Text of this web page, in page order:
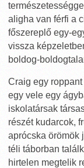
aligha van férfi a
főszereplő egy-
vissza
boldog-
Craig egy
egy vele egy
iskolatársak
részét kudarcok,
aprócska örömök
téli táborban
hirtelen megtelik